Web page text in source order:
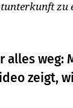
zu
weg:
zeigt,